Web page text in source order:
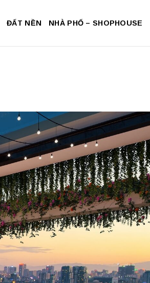
ĐẤT NỀN NHÀ PHỐ – SHOPHOUSE